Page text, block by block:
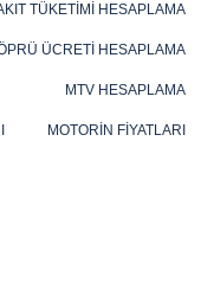
TÜKETIMI HESAPLAMA
ÜCRETI HESAPLAMA
MTV HESAPLAMA
MOTORIN FIYATLARI